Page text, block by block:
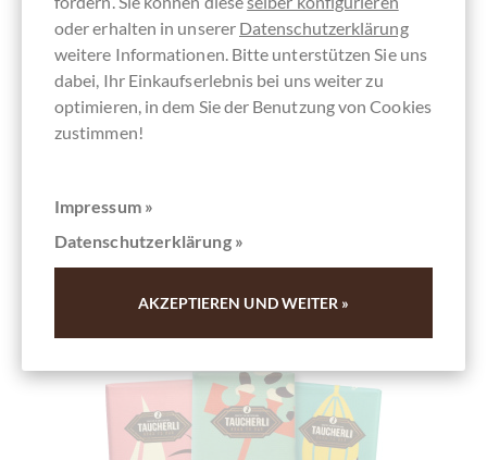
Details
Derzeit ausverkauft !
oder erhalten in unserer Datenschutzerklärung
weitere Informationen. Bitte unterstützen Sie uns
dabei, Ihr Einkaufserlebnis bei uns weiter zu
optimieren, in dem Sie der Benutzung von Cookies
zustimmen!
Impressum »
Datenschutzerklärung »
AKZEPTIEREN UND WEITER »